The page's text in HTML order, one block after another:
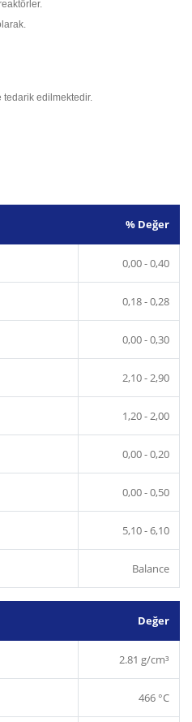
tedarik edilmektedir.
% Değer
0,00 - 0,40
0,18 - 0,28
0,00 - 0,30
2,10 - 2,90
1,20 - 2,00
0,00 - 0,20
0,00 - 0,50
5,10 - 6,10
Balance
Değer
2.81 g/cm³
466 °C